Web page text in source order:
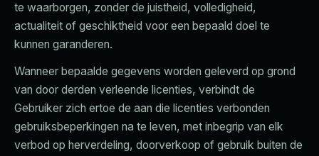
te waarborgen, zonder de juistheid, volledigheid,
actualiteit of geschiktheid voor een bepaald doel te
kunnen garanderen.
Wanneer bepaalde gegevens worden geleverd op grond
van door derden verleende licenties, verbindt de
Gebruiker zich ertoe de aan die licenties verbonden
gebruiksbeperkingen na te leven, met inbegrip van elk
verbod op herverdeling, doorverkoop of gebruik buiten de